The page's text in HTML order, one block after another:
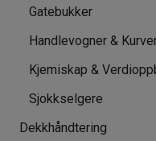
Gatebukker
Handlevogner &
Kjemiskap &
Sjokkselgere
Dekkhåndtering